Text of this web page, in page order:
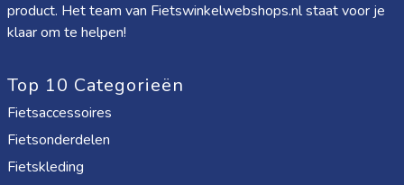
product. Het team van Fietswinkelwebshops.nl staat voor je
klaar om te helpen!
Top 10 Categorieën
Fietsaccessoires
Fietsonderdelen
Fietskleding